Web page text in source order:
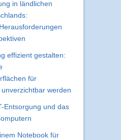
in ländlichen
effizient gestalten:
für
werden
Entsorgung und das
Notebook für